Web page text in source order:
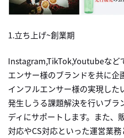
1.立ち上げ~創業期
Instagram,TikTok,Youtubeなど
エンサー様のブランドを共に企
インフルエンサー様の実現した
発生しうる課題解決を行いブラ
ディにサポートします。また、
対応やCS対応といった運営業